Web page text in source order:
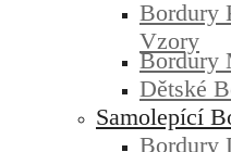
Bordury
Vzory
Bordury
Dětské
Samolepící
Bordury